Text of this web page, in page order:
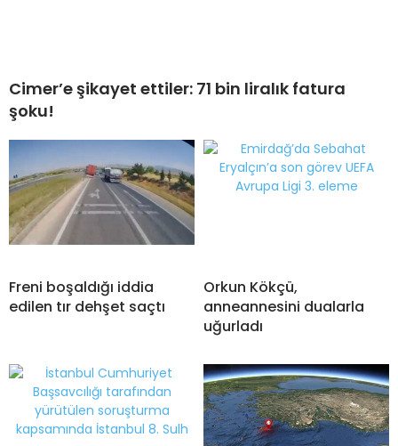
Cimer’e şikayet ettiler: 71 bin liralık fatura
şoku!
Freni boşaldığı iddia
edilen tır dehşet saçtı
Orkun Kökçü,
anneannesini dualarla
uğurladı